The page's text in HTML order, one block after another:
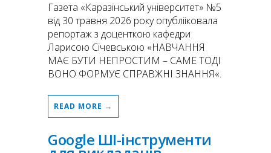
Газета «Каразінський університет» №5
від 30 травня 2026 року опублііковала
репортаж з доценткою кафедри
Ларисою Січевською «НАВЧАННЯ
МАЄ БУТИ НЕПРОСТИМ – САМЕ ТОДІ
ВОНО ФОРМУЄ СПРАВЖНІ ЗНАННЯ«.
READ MORE →
Google ШІ-інструменти